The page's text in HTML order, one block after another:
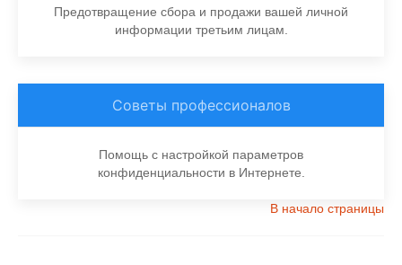
Предотвращение сбора и продажи вашей личной
информации третьим лицам.
Советы профессионалов
Помощь с настройкой параметров
конфиденциальности в Интернете.
В начало страницы